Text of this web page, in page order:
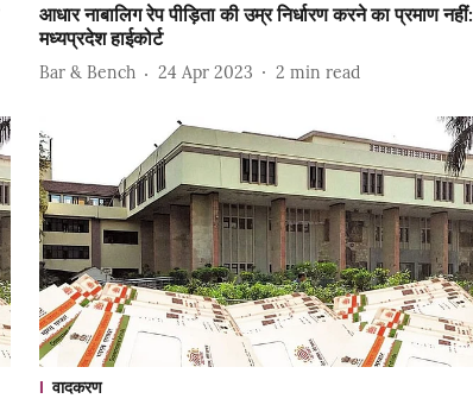
आधार नाबालिग रेप पीड़िता की उम्र निर्धारण करने का प्रमाण नहीं:
मध्यप्रदेश हाईकोर्ट
Bar & Bench 24 Apr 2023 2 min read
वादकरण